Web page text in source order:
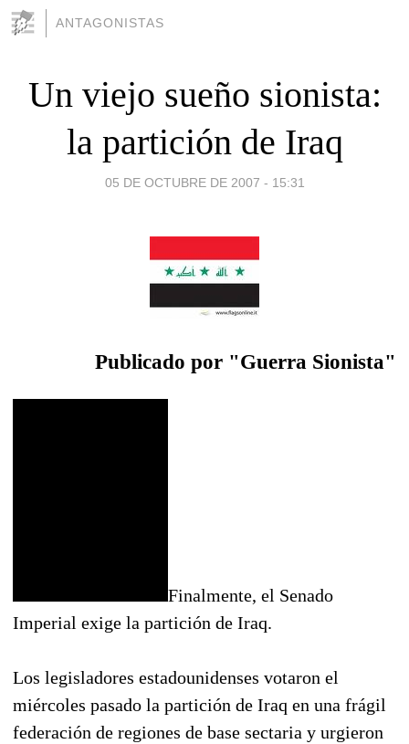
ANTAGONISTAS
Un viejo sueño sionista:
la partición de Iraq
05 DE OCTUBRE DE 2007 - 15:31
Publicado por "Guerra Sionista"
Finalmente, el Senado
Imperial exige la partición de Iraq.
Los legisladores estadounidenses votaron el
miércoles pasado la partición de Iraq en una frágil
federación de regiones de base sectaria y urgieron